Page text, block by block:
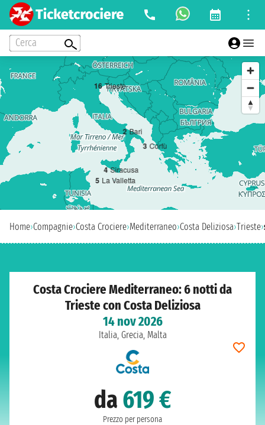
Cerca
16 Trieste
2 Bari
3 Corfù
4 Siracusa
5 La Valletta
Home›Compagnie›Costa Crociere›Mediterraneo›Costa Deliziosa›Trieste›
Costa Crociere Mediterraneo: 6 notti da
Trieste con Costa Deliziosa
14 nov 2026
Italia, Grecia, Malta
da 619 €
Prezzo per persona